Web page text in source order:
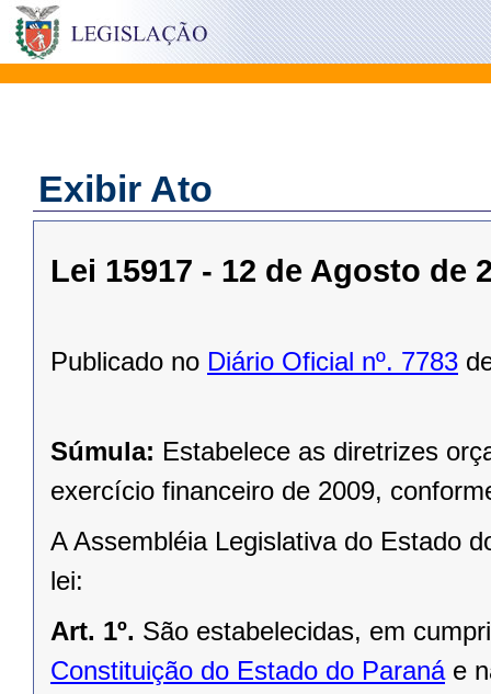
Exibir Ato
Lei 15917 - 12 de Agosto de
Publicado no Diário Oficial nº. 7783
Súmula: Estabelece as diretrizes
exercício financeiro de 2009,
A Assembléia Legislativa do Estado
lei:
Art. 1º. São estabelecidas, em
Constituição do Estado do Paranáe